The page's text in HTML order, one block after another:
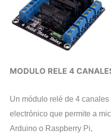
MODULO RELE 4
Un módulo relé de 4
electrónico que permite a
Arduino o Raspberry Pi,